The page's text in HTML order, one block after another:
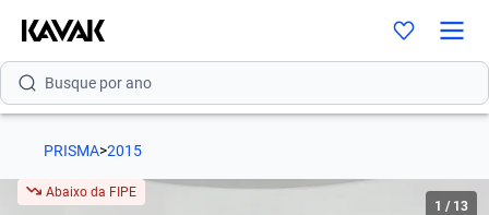
Busque por versão
Busque por ano
PRISMA>2015
Abaixo da FIPE
1 / 13